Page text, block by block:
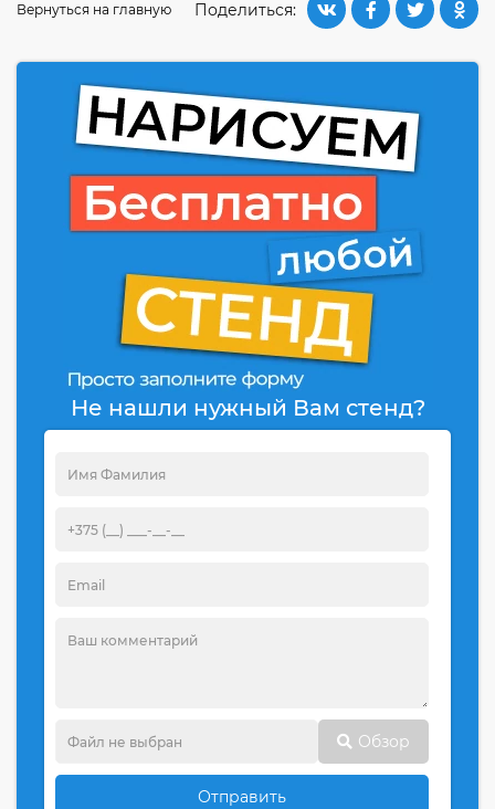
Поделиться:
Вернуться на главную
Не нашли нужный Вам стенд?
Обзор
Отправить